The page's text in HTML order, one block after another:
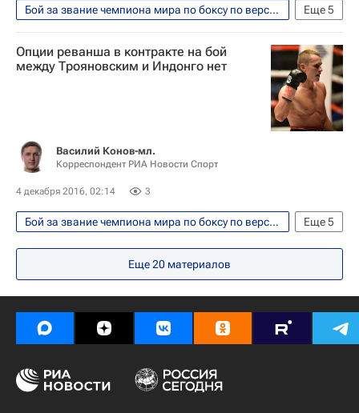
Еще5
Бой за звание чемпиона мира по боксу по версиям WBA и IBF между россиянами Денисом Лебедевым и Муратом Гассиевым прошел 3 декабря 2016
Единоборства
Спорт
WBA
IBF
Денис Лебедев
Опции реванша в контракте на бой
между Трояновским и Индонго нет
Василий Конов-мл.
Корреспондент РИА Новости Спорт
4 декабря 2016, 02:14 3
Еще5
Бой за звание чемпиона мира по боксу по версиям WBA и IBF между россиянами Денисом Лебедевым и Муратом Гассиевым прошел 3 декабря 2016
Единоборства
Спорт
IBF
Эдуард Трояновский
Еще20 материалов